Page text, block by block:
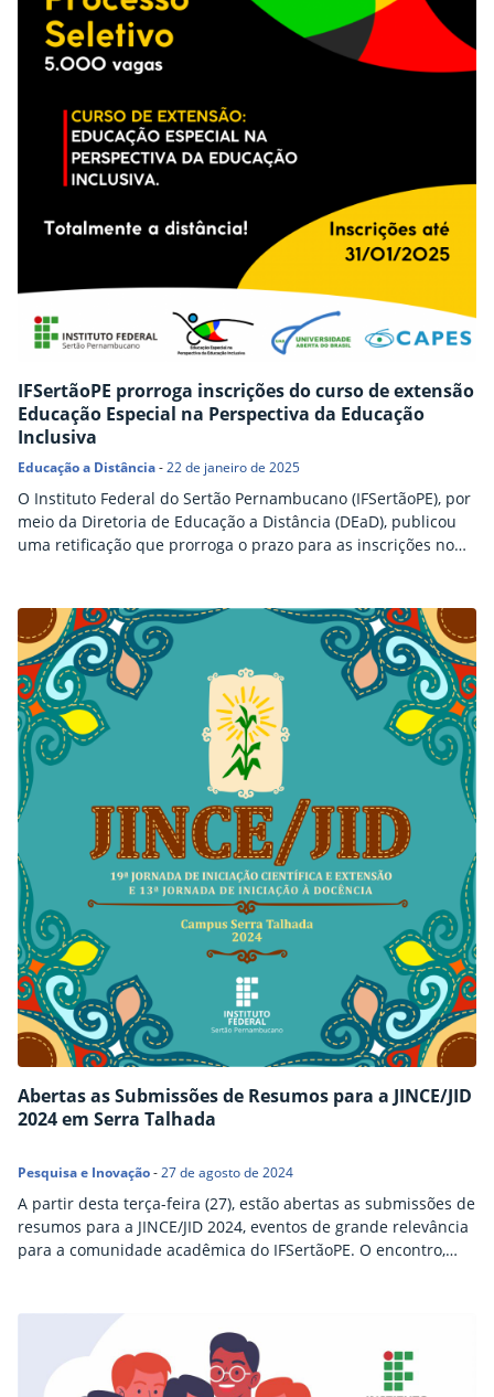
IFSertãoPE prorroga inscrições do curso de extensão
Educação Especial na Perspectiva da Educação
Inclusiva
Educação a Distância-22 de janeiro de 2025
O Instituto Federal do Sertão Pernambucano (IFSertãoPE), por
meio da Diretoria de Educação a Distância (DEaD), publicou
uma retificação que prorroga o prazo para as inscrições no
e oferecido na modalidade a distância, é realizado em
parceria com o programa Universidade…
Abertas as Submissões de Resumos para a JINCE/JID
2024 em Serra Talhada
Pesquisa e Inovação-27 de agosto de 2024
A partir desta terça-feira (27), estão abertas as submissões de
resumos para a JINCE/JID 2024, eventos de grande relevância
para a comunidade acadêmica do IFSertãoPE. O encontro,
servidores apresentem seus trabalhos nas áreas de Ensino,
Pesquisa, Extensão e Inovação…